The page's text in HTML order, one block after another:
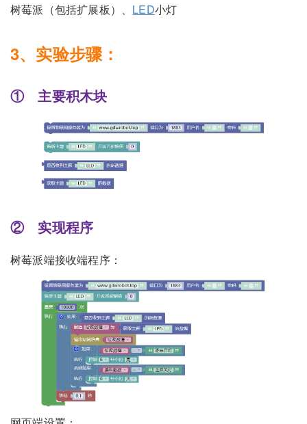
树莓派（包括扩展板）、 LED小灯
3、实验步骤：
① 主要积木块
② 实现程序
树莓派端接收端程序：